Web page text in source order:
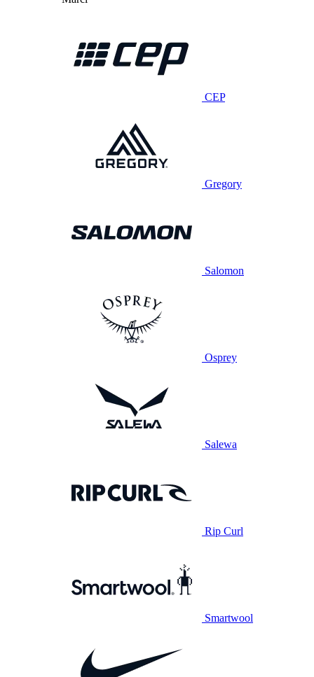
CEP
Gregory
Salomon
Osprey
Salewa
Rip Curl
Smartwool